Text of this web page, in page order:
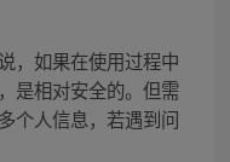
，如果在使用过程中
是相对安全的。但需
个人信息，若遇到问